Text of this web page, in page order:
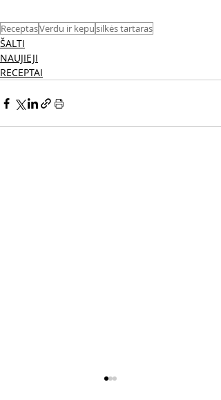
ReceptasVerdu ir kepusilkės tartaras
ŠALTI
NAUJIEJI
RECEPTAI